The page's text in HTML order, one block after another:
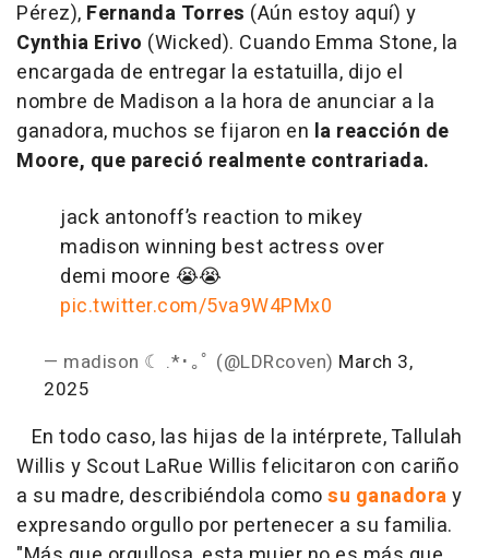
Pérez), Fernanda Torres (Aún estoy aquí) y
Cynthia Erivo (Wicked). Cuando Emma Stone, la
encargada de entregar la estatuilla, dijo el
nombre de Madison a la hora de anunciar a la
ganadora, muchos se fijaron en la reacción de
Moore, que pareció realmente contrariada.
jack antonoff’s reaction to mikey
madison winning best actress over
demi moore 😭😭
pic.twitter.com/5va9W4PMx0
— madison ☾ .*･｡ﾟ (@LDRcoven) March 3,
2025
En todo caso, las hijas de la intérprete, Tallulah
Willis y Scout LaRue Willis felicitaron con cariño
a su madre, describiéndola comosu ganadoray
expresando orgullo por pertenecer a su familia.